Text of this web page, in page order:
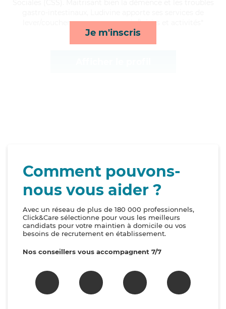
Je m'inscris
lever/coucher, repas, compagnie/loisirs et activités*
Comment pouvons-
nous vous aider ?
Avec un réseau de plus de 180 000 professionnels,
Click&Care sélectionne pour vous les meilleurs
candidats pour votre maintien à domicile ou vos
besoins de recrutement en établissement.
Nos conseillers vous accompagnent 7/7